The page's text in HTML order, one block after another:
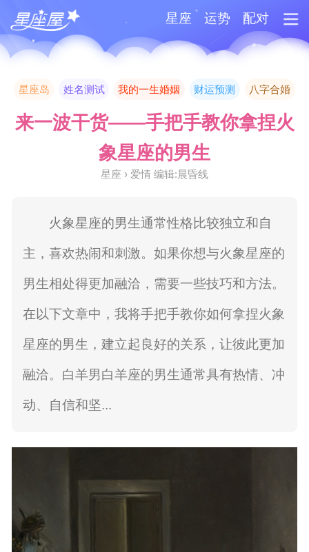
星座 运势 配对
星座岛 姓名测试 我的一生婚姻 财运预测 八字合婚
来一波干货——手把手教你拿捏火
象星座的男生
星座 › 爱情 编辑:晨昏线
火象星座的男生通常性格比较独立和自
主，喜欢热闹和刺激。如果你想与火象星座的
男生相处得更加融洽，需要一些技巧和方法。
在以下文章中，我将手把手教你如何拿捏火象
星座的男生，建立起良好的关系，让彼此更加
融洽。白羊男白羊座的男生通常具有热情、冲
动、自信和坚...